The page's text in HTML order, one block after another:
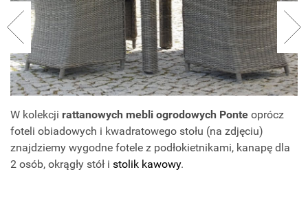
W kolekcji rattanowych mebli ogrodowych Ponte oprócz
foteli obiadowych i kwadratowego stołu (na zdjęciu)
znajdziemy wygodne fotele z podłokietnikami, kanapę dla
2 osób, okrągły stół i stolik kawowy.